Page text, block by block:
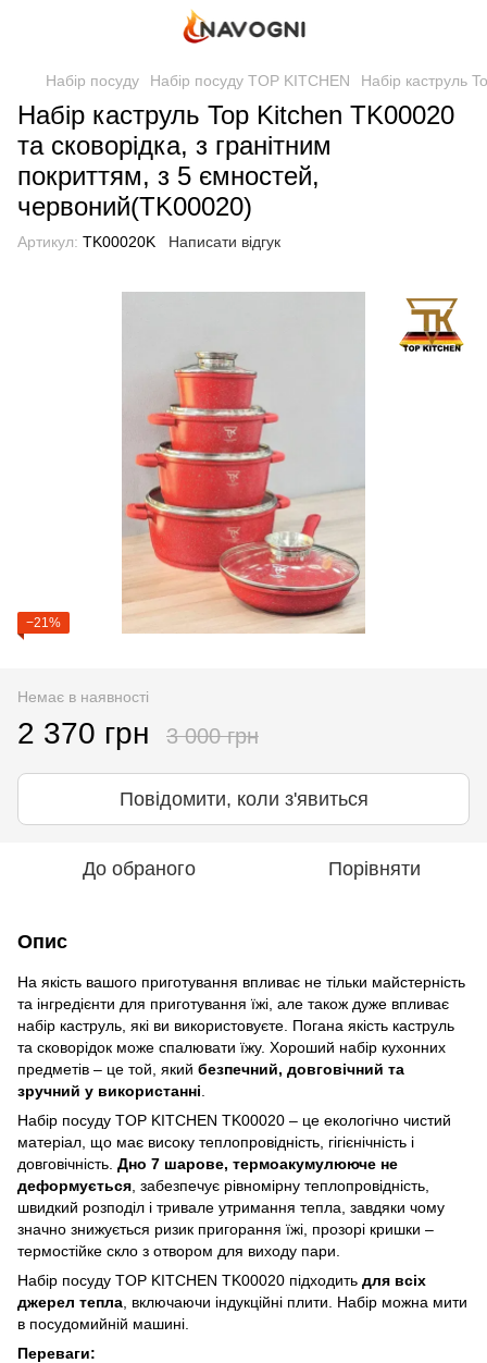
Набір посуду Набір посуду TOP KITCHEN Набір каструль
Набір каструль Top Kitchen TK00020
та сковорідка, з гранітним
покриттям, з 5 ємностей,
червоний(TK00020)
Артикул: TK00020K Написати відгук
−21%
Немає в наявності
2 370 грн 3 000 грн
Повідомити, коли з'явиться
До обраного Порівняти
Опис
На якість вашого приготування впливає не тільки майстерність
та інгредієнти для приготування їжі, але також дуже впливає
набір каструль, які ви використовуєте. Погана якість каструль
та сковорідок може спалювати їжу. Хороший набір кухонних
предметів – це той, який безпечний, довговічний та
зручний у використанні
Набір посуду TOP KITCHEN TK00020 – це екологічно чистий
матеріал, що має високу теплопровідність, гігієнічність і
довговічність. Дно 7 шарове, термоакумулююче не
деформується , забезпечує рівномірну теплопровідність,
швидкий розподіл і тривале утримання тепла, завдяки чому
значно знижується ризик пригорання їжі, прозорі кришки –
термостійке скло з отвором для виходу пари.
Набір посуду TOP KITCHEN TK00020 підходить для всіх
джерел тепла , включаючи індукційні плити. Набір можна мити
в посудомийній машині.
Переваги: